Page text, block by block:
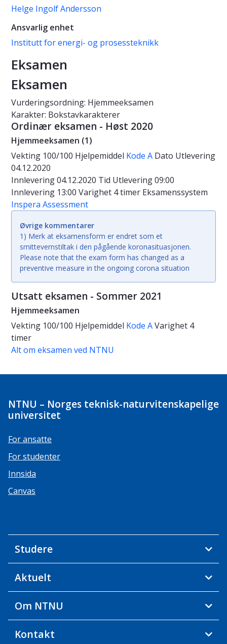
Helge Ingolf Andersson
Ansvarlig enhet
Institutt for energi- og prosessteknikk
Eksamen
Eksamen
Vurderingsordning: Hjemmeeksamen
Karakter: Bokstavkarakterer
Ordinær eksamen - Høst 2020
Hjemmeeksamen (1)
Vekting 100/100 Hjelpemiddel Kode A Dato Utlevering
04.12.2020
Innlevering 04.12.2020 Tid Utlevering 09:00
Innlevering 13:00 Varighet 4 timer Eksamenssystem
Inspera Assessment
Øvrige kommentarer
1) Merk at eksamensform er endret som et
smittevernstiltak i den pågående koronasituasjonen.
Please note that the exam form has changed as a
preventive measure in the ongoing corona situation
Utsatt eksamen - Sommer 2021
Hjemmeeksamen
Vekting 100/100 Hjelpemiddel Kode AVarighet 4
timer
Alt om eksamen ved NTNU
NTNU – Norges teknisk-naturvitenskapelige
universitet
For ansatte
For studenter
Innsida
Canvas
Studere
Aktuelt
Om NTNU
Kontakt